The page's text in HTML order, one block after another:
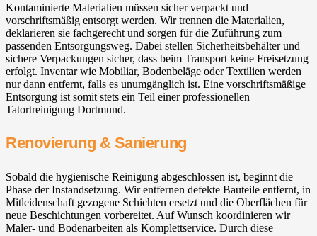
Kontaminierte Materialien müssen sicher verpackt und
vorschriftsmäßig entsorgt werden. Wir trennen die Materialien,
deklarieren sie fachgerecht und sorgen für die Zuführung zum
passenden Entsorgungsweg. Dabei stellen Sicherheitsbehälter und
sichere Verpackungen sicher, dass beim Transport keine Freisetzung
erfolgt. Inventar wie Mobiliar, Bodenbeläge oder Textilien werden
nur dann entfernt, falls es unumgänglich ist. Eine vorschriftsmäßige
Entsorgung ist somit stets ein Teil einer professionellen
Tatortreinigung Dortmund.
Renovierung & Sanierung
Sobald die hygienische Reinigung abgeschlossen ist, beginnt die
Phase der Instandsetzung. Wir entfernen defekte Bauteile entfernt, in
Mitleidenschaft gezogene Schichten ersetzt und die Oberflächen für
neue Beschichtungen vorbereitet. Auf Wunsch koordinieren wir
Maler- und Bodenarbeiten als Komplettservice. Durch diese